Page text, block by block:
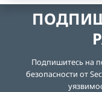
Подпишитесь на
безопасности от